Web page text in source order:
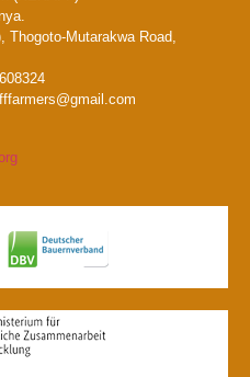
Thogoto-Mutarakwa Road,